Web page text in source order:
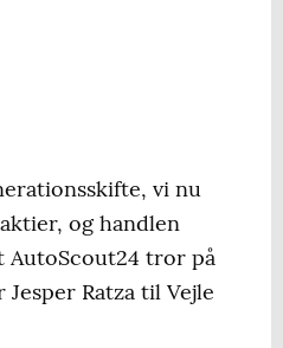
vi nu
og handlen
tror på
Ratza til Vejle